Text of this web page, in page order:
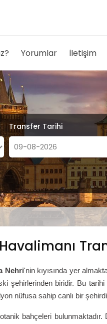
Yorumlar İletişim
Transfer Tarihi
Nehri'nin kıyısında yer
şehirlerinden biridir. Bu tarihi
nüfusa sahip canlı bir
bahçeleri bulunmaktadır.